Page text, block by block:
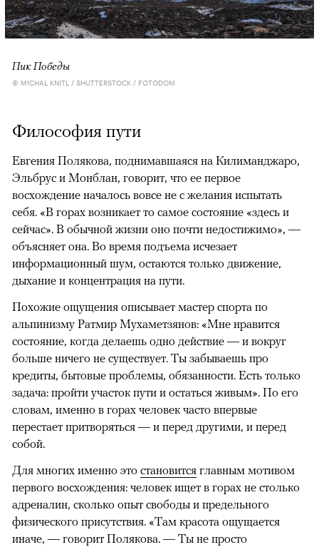
Пик Победы
© MICHAL KNITL / SHUTTERSTOCK / FOTODOM
Философия пути
Евгения Полякова, поднимавшаяся на Килиманджаро,
Эльбрус и Монблан, говорит, что ее первое
восхождение началось вовсе не с желания испытать
себя. «В горах возникает то самое состояние «здесь и
сейчас». В обычной жизни оно почти недостижимо», —
объясняет она. Во время подъема исчезает
информационный шум, остаются только движение,
дыхание и концентрация на пути.
Похожие ощущения описывает мастер спорта по
альпинизму Ратмир Мухаметзянов: «Мне нравится
состояние, когда делаешь одно действие — и вокруг
больше ничего не существует. Ты забываешь про
кредиты, бытовые проблемы, обязанности. Есть только
задача: пройти участок пути и остаться живым». По его
словам, именно в горах человек часто впервые
перестает притворяться — и перед другими, и перед
собой.
Для многих именно это становится главным мотивом
первого восхождения: человек ищет в горах не столько
адреналин, сколько опыт свободы и предельного
физического присутствия. «Там красота ощущается
иначе, — говорит Полякова. — Ты не просто